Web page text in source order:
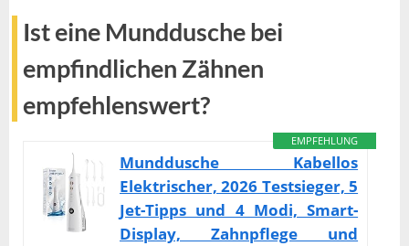
Ist eine Munddusche bei
empfindlichen Zähnen
empfehlenswert?
EMPFEHLUNG
Munddusche Kabellos
Elektrischer, 2026 Testsieger, 5
Jet-Tipps und 4 Modi, Smart-
Display, Zahnpflege und